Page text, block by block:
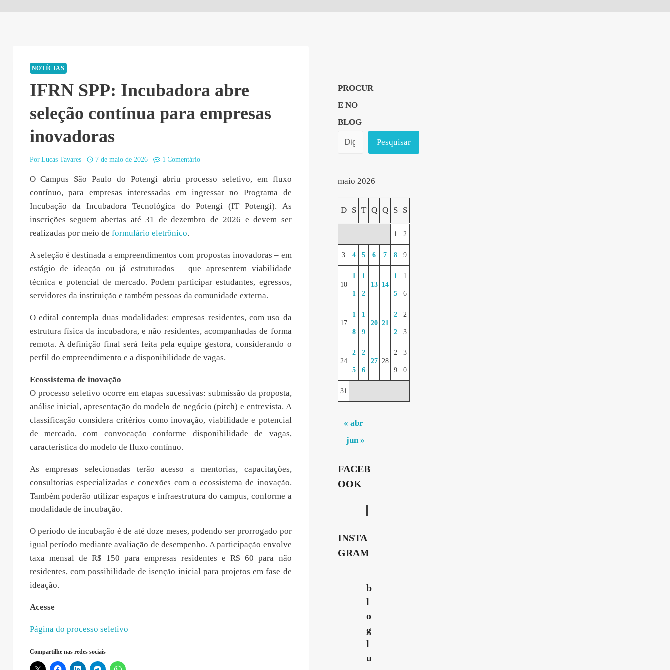
NOTÍCIAS
IFRN SPP: Incubadora abre
seleção contínua para empresas
inovadoras
Por Lucas Tavares 7 de maio de 2026 1 Comentário
O Campus São Paulo do Potengi abriu processo seletivo, em fluxo
contínuo, para empresas interessadas em ingressar no Programa de
Incubação da Incubadora Tecnológica do Potengi (IT Potengi). As
inscrições seguem abertas até 31 de dezembro de 2026 e devem ser
realizadas por meio de formulário eletrônico.
A seleção é destinada a empreendimentos com propostas inovadoras – em
estágio de ideação ou já estruturados – que apresentem viabilidade
técnica e potencial de mercado. Podem participar estudantes, egressos,
servidores da instituição e também pessoas da comunidade externa.
O edital contempla duas modalidades: empresas residentes, com uso da
estrutura física da incubadora, e não residentes, acompanhadas de forma
remota. A definição final será feita pela equipe gestora, considerando o
perfil do empreendimento e a disponibilidade de vagas.
Ecossistema de inovação
O processo seletivo ocorre em etapas sucessivas: submissão da proposta,
análise inicial, apresentação do modelo de negócio (pitch) e entrevista. A
classificação considera critérios como inovação, viabilidade e potencial
de mercado, com convocação conforme disponibilidade de vagas,
característica do modelo de fluxo contínuo.
As empresas selecionadas terão acesso a mentorias, capacitações,
consultorias especializadas e conexões com o ecossistema de inovação.
Também poderão utilizar espaços e infraestrutura do campus, conforme a
modalidade de incubação.
O período de incubação é de até doze meses, podendo ser prorrogado por
igual período mediante avaliação de desempenho. A participação envolve
taxa mensal de R$ 150 para empresas residentes e R$ 60 para não
residentes, com possibilidade de isenção inicial para projetos em fase de
ideação.
Acesse
Página do processo seletivo
Compartilhe nas redes sociais
PROCUR
E NO
BLOG
Pesquisar
maio 2026
D S T Q Q S S
1 2
3 4 5 6 7 8 9
10
1
1
1
2
13 14
1
5
1
6
17
1
8
1
9
20 21
2
2
2
3
24
2
5
2
6
27 28
2
9
3
0
31
« abr
jun »
FACEB
OOK
INSTA
GRAM
b
l
o
g
l
u